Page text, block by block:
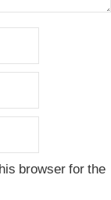
browser for the